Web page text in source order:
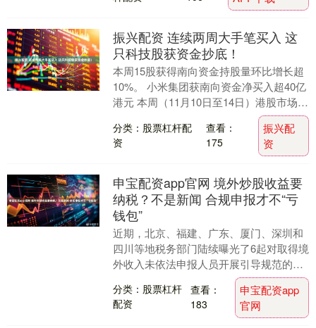
振兴配资 连续两周大手笔买入 这
只科技股获资金抄底！
本周15股获得南向资金持股量环比增长超
10%。 小米集团获南向资金净买入超40亿
港元 本周（11月10日至14日）港股市场主
要股指涨跌不一，恒生指数累计上涨1.....
分类：股票杠杆配
资
查看：
175
振兴配
资
申宝配资app官网 境外炒股收益要
纳税？不是新闻 合规申报才不“亏
钱包”
近期，北京、福建、广东、厦门、深圳和
四川等地税务部门陆续曝光了6起对取得境
外收入未依法申报人员开展引导规范的典
型案件，涉案金额从数十万元至数百万元
不等。 此次集....
分类：股票杠杆
配资
查看：
183
申宝配资app
官网